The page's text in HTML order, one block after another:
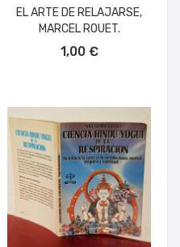
EL ARTE DE RELAJARSE,
MARCEL ROUET.
1,00 €